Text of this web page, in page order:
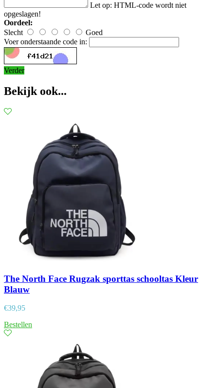
Let op: HTML-code wordt niet
opgeslagen!
Oordeel:
Slecht
Goed
Voer onderstaande code in:
Verder
Bekijk ook...
The North Face Rugzak sporttas schooltas Kleur
Blauw
€39,95
Bestellen